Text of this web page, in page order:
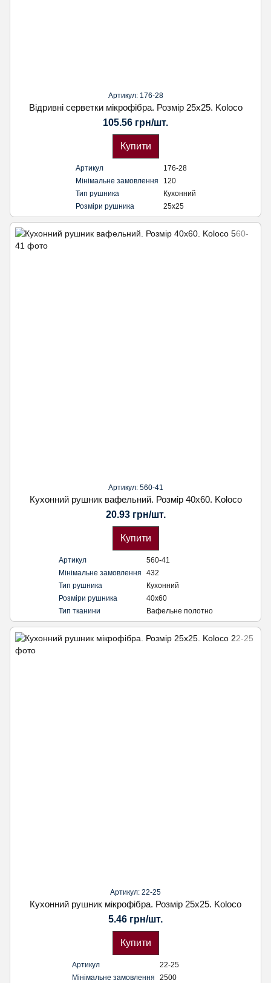
Артикул: 176-28
Відривні серветки мікрофібра. Розмір 25х25. Koloco
105.56 грн/шт.
Купити
Артикул
176-28
Мінімальне замовлення
120
Тип рушника
Кухонний
Розміри рушника
25х25
Артикул: 560-41
Кухонний рушник вафельний. Розмір 40х60. Koloco
20.93 грн/шт.
Купити
Артикул
560-41
Мінімальне замовлення
432
Тип рушника
Кухонний
Розміри рушника
40х60
Тип тканини
Вафельне полотно
Артикул: 22-25
Кухонний рушник мікрофібра. Розмір 25х25. Koloco
5.46 грн/шт.
Купити
Артикул
22-25
Мінімальне замовлення
2500